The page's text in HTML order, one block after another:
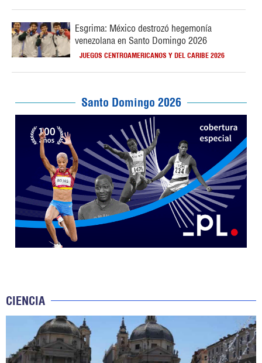
Esgrima: México destrozó hegemonía
venezolana en Santo Domingo 2026
JUEGOS CENTROAMERICANOS Y DEL CARIBE 2026
Santo Domingo 2026
CIENCIA